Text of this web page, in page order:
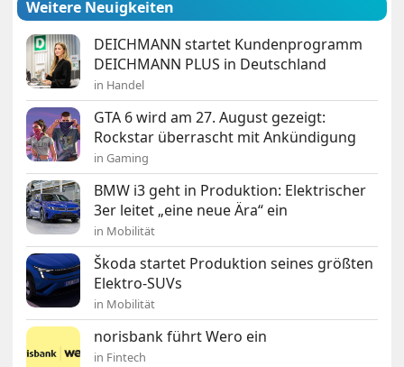
Weitere Neuigkeiten
DEICHMANN startet Kundenprogramm
DEICHMANN PLUS in Deutschland
in Handel
GTA 6 wird am 27. August gezeigt:
Rockstar überrascht mit Ankündigung
in Gaming
BMW i3 geht in Produktion: Elektrischer
3er leitet „eine neue Ära“ ein
in Mobilität
Škoda startet Produktion seines größten
Elektro-SUVs
in Mobilität
norisbank führt Wero ein
in Fintech